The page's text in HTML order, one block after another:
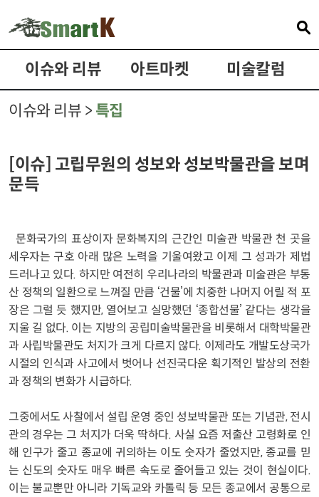
이슈와 리뷰 아트마켓 미술칼럼
이슈와 리뷰 >특집
[이슈] 고립무원의 성보와 성보박물관을 보며
문득
문화국가의 표상이자 문화복지의 근간인 미술관 박물관 천 곳을
세우자는 구호 아래 많은 노력을 기울여왔고 이제 그 성과가 제법
드러나고 있다. 하지만 여전히 우리나라의 박물관과 미술관은 부동
산 정책의 일환으로 느껴질 만큼 ‘건물’에 치중한 나머지 어릴 적 포
장은 그럴 듯 했지만, 열어보고 실망했던 ‘종합선물’ 같다는 생각을
지울 길 없다. 이는 지방의 공립미술박물관을 비롯해서 대학박물관
과 사립박물관도 처지가 크게 다르지 않다. 이제라도 개발도상국가
시절의 인식과 사고에서 벗어나 선진국다운 획기적인 발상의 전환
과 정책의 변화가 시급하다.
그중에서도 사찰에서 설립 운영 중인 성보박물관 또는 기념관, 전시
관의 경우는 그 처지가 더욱 딱하다. 사실 요즘 저출산 고령화로 인
해 인구가 줄고 종교에 귀의하는 이도 숫자가 줄었지만, 종교를 믿
는 신도의 숫자도 매우 빠른 속도로 줄어들고 있는 것이 현실이다.
이는 불교뿐만 아니라 기독교와 카톨릭 등 모든 종교에서 공통으로